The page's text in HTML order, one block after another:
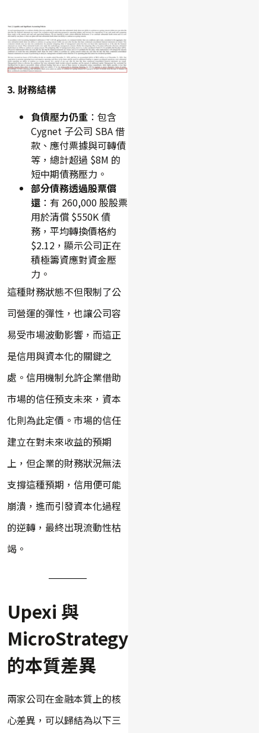
3. 財務結構
負債壓力仍重 ：包含
Cygnet 子公司 SBA 借
款、應付票據與可轉債
等，總計超過 $8M 的
短中期債務壓力。
部分債務透過股票償
還 ：有 260,000 股股票
用於清償 $550K 債
務，平均轉換價格約
$2.12，顯示公司正在
積極籌資應對資金壓
力。
這種財務狀態不但限制了公
司營運的彈性，也讓公司容
易受市場波動影響，而這正
是信用與資本化的關鍵之
處。信用機制允許企業借助
市場的信任預支未來，資本
化則為此定價。市場的信任
建立在對未來收益的預期
上，但企業的財務狀況無法
支撐這種預期，信用便可能
崩潰，進而引發資本化過程
的逆轉，最終出現流動性枯
竭。
Upexi 與
MicroStrategy
的本質差異
兩家公司在金融本質上的核
心差異，可以歸結為以下三